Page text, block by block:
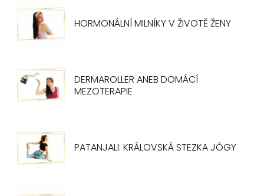
HORMONÁLNÍ MILNÍKY V ŽIVOTĚ ŽENY
DERMAROLLER ANEB DOMÁCÍ
MEZOTERAPIE
PATANJALI: KRÁLOVSKÁ STEZKA JÓGY